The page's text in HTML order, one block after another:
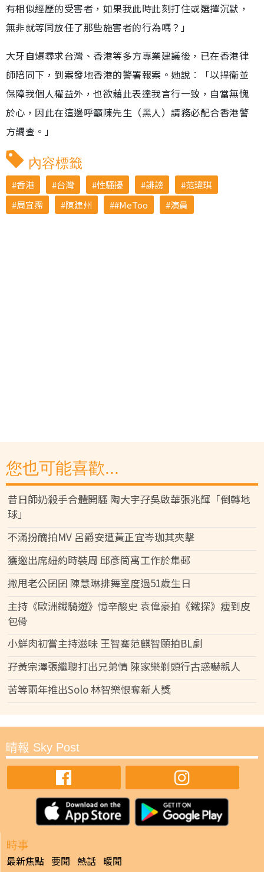
有相似經歷的受害者，如果我此時此刻打住或選擇沉默，
無非就等同放任了那些施害者的行為嗎？」
大牙自爆尋求台灣、香港等多方專業建議後，已在香港律
師陪同下，到案發地香港的警署報案。她說︰「以捍衛並
保障我個人權益外，也欲藉此表達我言行一致，自當無愧
於心，因此在這邊呼籲陳先生（黑人）請務必配合香港警
方調查。」
內容標籤
香港 台灣 性騷擾 誹謗
范瑋琪
周宜霈
陳建州 #MeToo 演員
您也可能喜歡...
昔日師奶殺手合體開騷 陶大宇孖吳啟華張兆輝「倒轉地
球」
不滿扮醜拍MV 呂爵安遭黃正宜岑珈其夾擊
獲邀出席紐約時裝周 邱彥筒寓工作於集郵
撇甩老公囝囝 陳慧琳排舞室度過51歲生日
主持《歐洲鐵騎遊》憶辛酸史 袁偉豪拍《鐵探》瘦到皮
包骨
小鮮肉初嘗主持滋味 王智騫范麒智願拍BL劇
孖黃宗澤張繼聰打出兄弟情 陳家樂剃頭行古惑嚇親人
苦等兩年推出Solo 林智樂恨奪新人獎
晴報 Sky Post
時事
最新焦點 要聞 熱話 暖聞